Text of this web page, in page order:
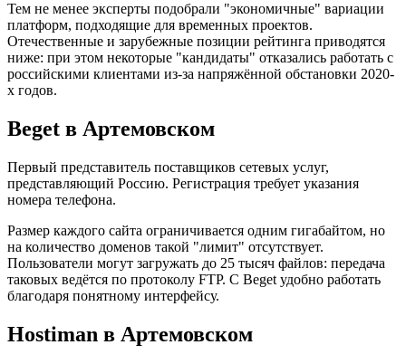
Тем не менее эксперты подобрали "экономичные" вариации
платформ, подходящие для временных проектов.
Отечественные и зарубежные позиции рейтинга приводятся
ниже: при этом некоторые "кандидаты" отказались работать с
российскими клиентами из-за напряжённой обстановки 2020-
х годов.
Beget в Артемовском
Первый представитель поставщиков сетевых услуг,
представляющий Россию. Регистрация требует указания
номера телефона.
Размер каждого сайта ограничивается одним гигабайтом, но
на количество доменов такой "лимит" отсутствует.
Пользователи могут загружать до 25 тысяч файлов: передача
таковых ведётся по протоколу FTP. С Beget удобно работать
благодаря понятному интерфейсу.
Hostiman в Артемовском